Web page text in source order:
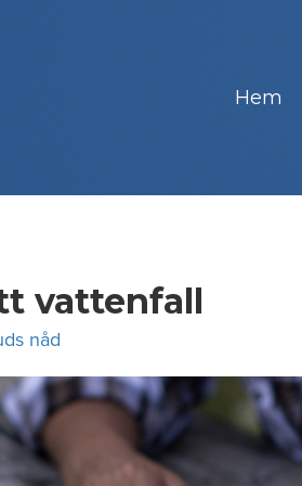
Hem
vattenfall
nåd